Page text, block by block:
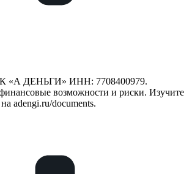
«А ДЕНЬГИ» ИНН: 7708400979.
возможности и риски. Изучите
adengi.ru/documents.